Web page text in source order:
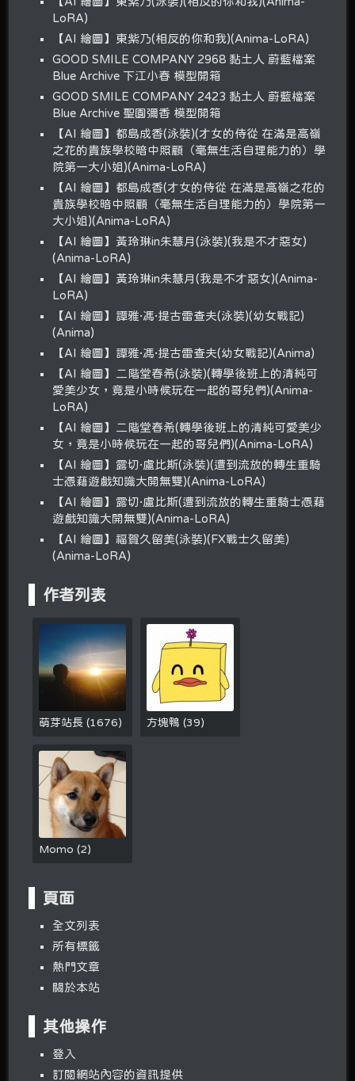
LoRA)
【AI 繪圖】東紫乃(相反的你和我)(Anima-LoRA)
GOOD SMILE COMPANY 2968 黏土人 蔚藍檔案
Blue Archive 下江小春 模型開箱
GOOD SMILE COMPANY 2423 黏土人 蔚藍檔案
Blue Archive 聖園彌香 模型開箱
【AI 繪圖】都島成香(泳裝)(才女的侍從 在滿是高嶺
之花的貴族學校暗中照顧（毫無生活自理能力的）學
院第一大小姐)(Anima-LoRA)
【AI 繪圖】都島成香(才女的侍從 在滿是高嶺之花的
貴族學校暗中照顧（毫無生活自理能力的）學院第一
大小姐)(Anima-LoRA)
【AI 繪圖】黃玲琳in朱慧月(泳裝)(我是不才惡女)
(Anima-LoRA)
【AI 繪圖】黃玲琳in朱慧月(我是不才惡女)(Anima-
LoRA)
【AI 繪圖】譚雅·馮·提古雷查夫(泳裝)(幼女戰記)
(Anima)
【AI 繪圖】譚雅·馮·提古雷查夫(幼女戰記)(Anima)
【AI 繪圖】二階堂春希(泳裝)(轉學後班上的清純可
愛美少女，竟是小時候玩在一起的哥兒們)(Anima-
LoRA)
【AI 繪圖】二階堂春希(轉學後班上的清純可愛美少
女，竟是小時候玩在一起的哥兒們)(Anima-LoRA)
【AI 繪圖】露切·盧比斯(泳裝)(遭到流放的轉生重騎
士憑藉遊戲知識大開無雙)(Anima-LoRA)
【AI 繪圖】露切·盧比斯(遭到流放的轉生重騎士憑藉
遊戲知識大開無雙)(Anima-LoRA)
【AI 繪圖】福賀久留美(泳裝)(FX戰士久留美)
(Anima-LoRA)
作者列表
萌芽站長(1676) 方塊鴨(39)
Momo(2)
頁面
全文列表
所有標籤
熱門文章
關於本站
其他操作
登入
訂閱網站內容的資訊提供